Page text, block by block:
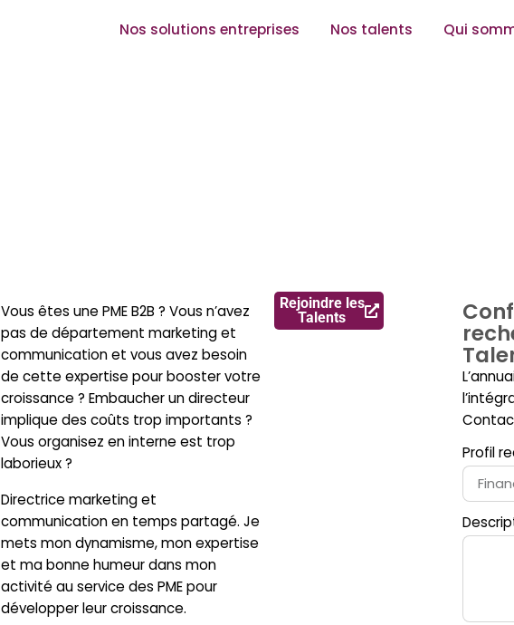
Nos solutions entreprises Nos talents Qui
Vous êtes une PME B2B ? Vous n’avez
pas de département marketing et
communication et vous avez besoin
de cette expertise pour booster votre
croissance ? Embaucher un directeur
implique des coûts trop importants ?
Vous organisez en interne est trop
laborieux ?
Directrice marketing et
communication en temps partagé. Je
mets mon dynamisme, mon expertise
et ma bonne humeur dans mon
activité au service des PME pour
développer leur croissance.
Rejoindre les
Talents
Profil